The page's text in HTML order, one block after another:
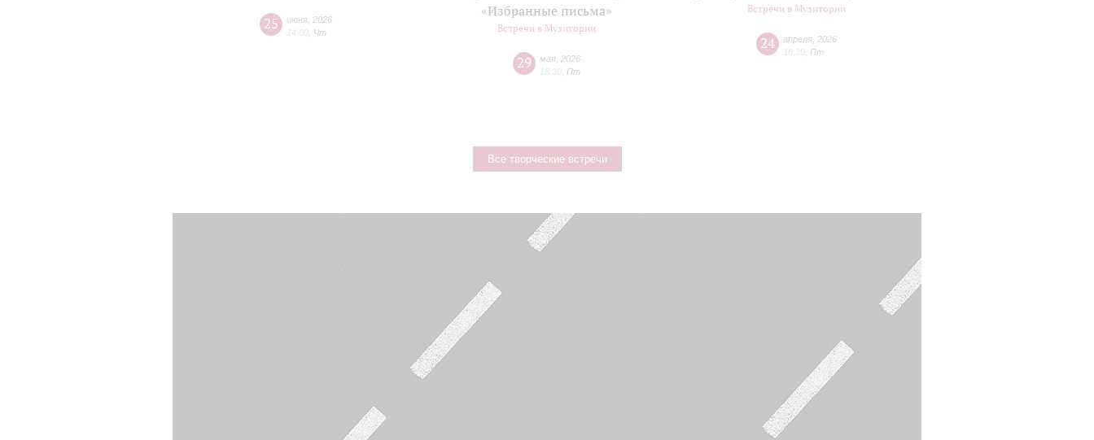
25 июня 2026
14:00 Чт
«Избранные письма»
Встречи в Музитории
29 мая, 2026
18:30, Пт
Встречи в Музитории
24 апреля 2026
18:30 Пт
Все творческие встречи